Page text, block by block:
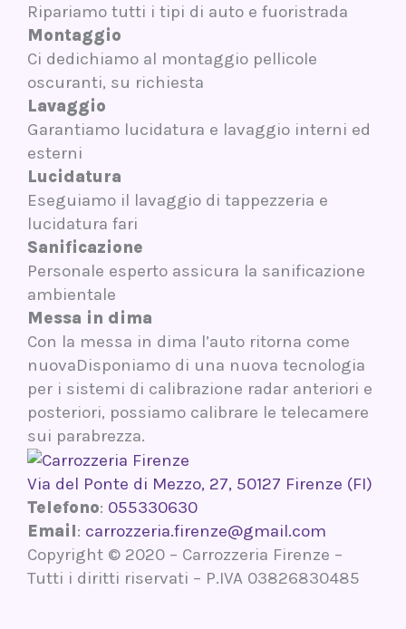
Ripariamo tutti i tipi di auto e fuoristrada
Montaggio
Ci dedichiamo al montaggio pellicole
oscuranti, su richiesta
Lavaggio
Garantiamo lucidatura e lavaggio interni ed
esterni
Lucidatura
Eseguiamo il lavaggio di tappezzeria e
lucidatura fari
Sanificazione
Personale esperto assicura la sanificazione
ambientale
Messa in dima
Con la messa in dima l’auto ritorna come
nuovaDisponiamo di una nuova tecnologia
per i sistemi di calibrazione radar anteriori e
posteriori, possiamo calibrare le telecamere
sui parabrezza.
Via del Ponte di Mezzo, 27, 50127 Firenze (FI)
Telefono: 055330630
Email: carrozzeria.firenze@gmail.com
Copyright © 2020 – Carrozzeria Firenze –
Tutti i diritti riservati – P.IVA 03826830485